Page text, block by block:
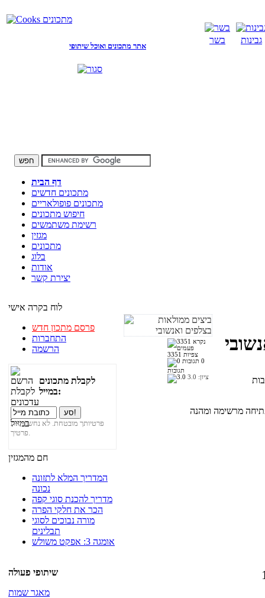
אתר מתכונים ואוכל שיתופי
בשר גבינות
דף הבית
מתכונים חדשים
מתכונים פופולאריים
חיפוש מתכונים
רשימת משתמשים
מגזין
מתכונים
בלוג
אודות
יצירת קשר
לוח בקרה אישי
פרסם מתכון חדש
התחברות
הרשמה
לקבלת מתכונים
במייל:
פרטיותך מובטחת. לא נחשוף את
פרטיך.
חם מהמגזין
המדריך המלא לתזונה
נכונה
מדריך להכנת סוגי קפה
הכר את חלקי הפרה
מורה נבוכים לסוגי
תבלינים
אומגה 3: אפקט משולש
שיתופי פעולה
מאגר שמות
3351 צפיות
0
תגובות
ציון: 3.0